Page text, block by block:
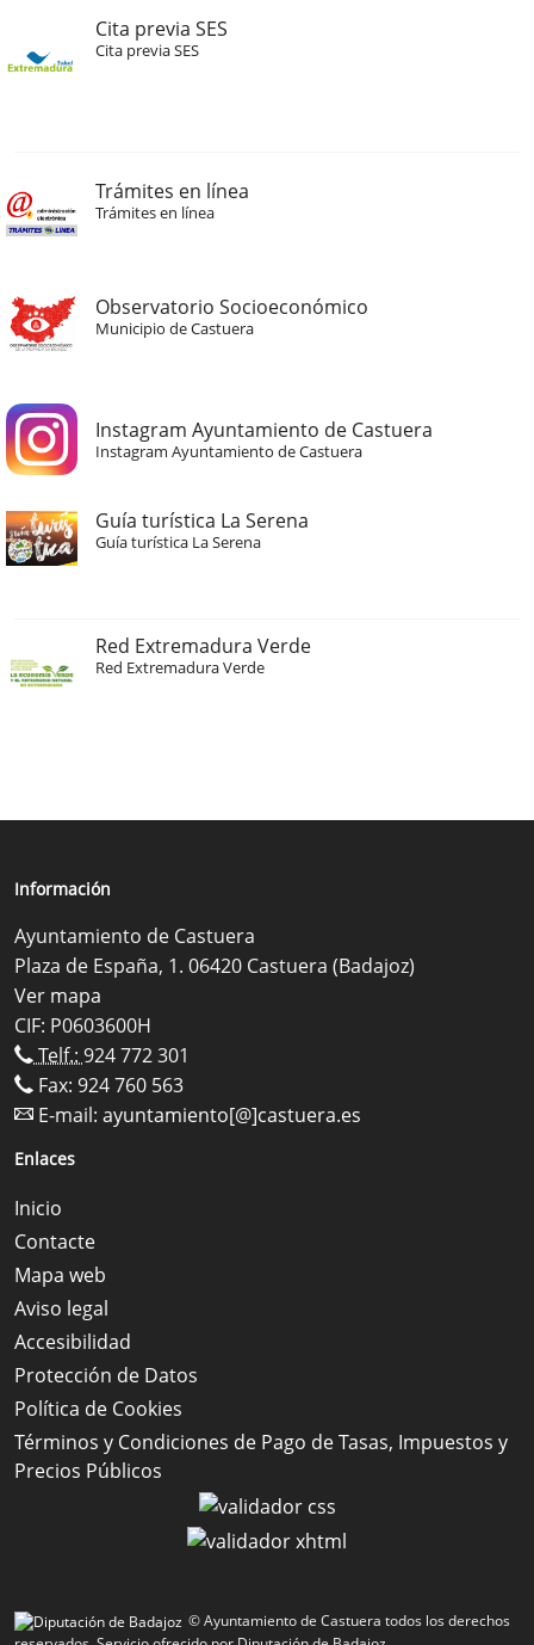
Cita previa SES
Cita previa SES
Trámites en línea
Trámites en línea
Observatorio Socioeconómico
Municipio de Castuera
Instagram Ayuntamiento de Castuera
Instagram Ayuntamiento de Castuera
Guía turística La Serena
Guía turística La Serena
Red Extremadura Verde
Red Extremadura Verde
Información
Ayuntamiento de Castuera
Plaza de España, 1. 06420 Castuera (Badajoz)
Ver mapa
CIF: P0603600H
Telf.: 924 772 301
Fax: 924 760 563
E-mail: ayuntamiento[@]castuera.es
Enlaces
Inicio
Contacte
Mapa web
Aviso legal
Accesibilidad
Protección de Datos
Política de Cookies
Términos y Condiciones de Pago de Tasas, Impuestos y
Precios Públicos
© Ayuntamiento de Castuera todos los derechos